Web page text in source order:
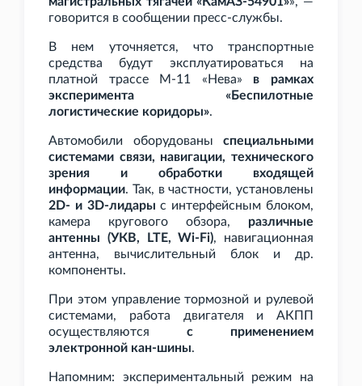
говорится в сообщении пресс-службы.
В нем уточняется, что транспортные
средства будут эксплуатироваться на
платной трассе М-11 «Нева» в рамках
эксперимента «Беспилотные
логистические коридоры».
Автомобили оборудованы специальными
системами связи, навигации, технического
зрения и обработки входящей
информации. Так, в частности, установлены
2D- и 3D-лидары c интерфейсным блоком,
камера кругового обзора, различные
антенны (УКВ, LTE, Wi-Fi), навигационная
антенна, вычислительный блок и др.
компоненты.
При этом управление тормозной и рулевой
системами, работа двигателя и АКПП
осуществляются с применением
электронной кан-шины.
Напомним: экспериментальный режим на